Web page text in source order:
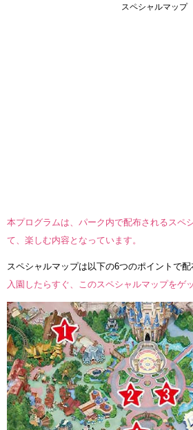
スペシャルマップ
本プログラムは、パーク内で配布されるスペ
て、楽しむ内容となっています。
スペシャルマップは以下の6つのポイントで配
入園したらすぐ、このスペシャルマップをゲ